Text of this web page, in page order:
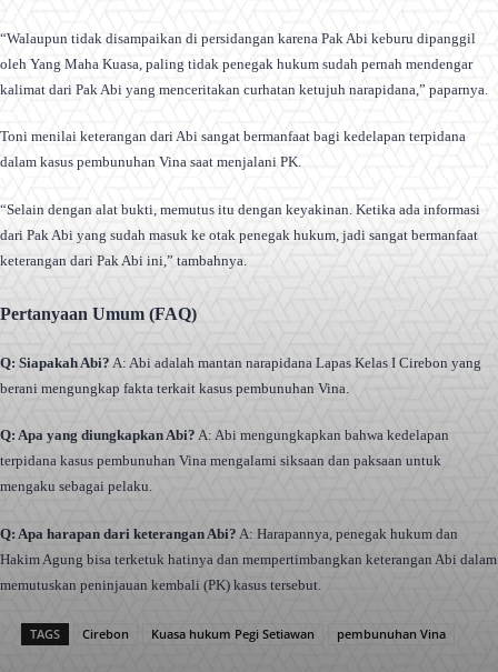
“Walaupun tidak disampaikan di persidangan karena Pak Abi keburu dipanggil
oleh Yang Maha Kuasa, paling tidak penegak hukum sudah pernah mendengar
kalimat dari Pak Abi yang menceritakan curhatan ketujuh narapidana,” paparnya.
Toni menilai keterangan dari Abi sangat bermanfaat bagi kedelapan terpidana
dalam kasus pembunuhan Vina saat menjalani PK.
“Selain dengan alat bukti, memutus itu dengan keyakinan. Ketika ada informasi
dari Pak Abi yang sudah masuk ke otak penegak hukum, jadi sangat bermanfaat
keterangan dari Pak Abi ini,” tambahnya.
Pertanyaan Umum (FAQ)
Q: Siapakah Abi? A: Abi adalah mantan narapidana Lapas Kelas I Cirebon yang
berani mengungkap fakta terkait kasus pembunuhan Vina.
Q: Apa yang diungkapkan Abi? A: Abi mengungkapkan bahwa kedelapan
terpidana kasus pembunuhan Vina mengalami siksaan dan paksaan untuk
mengaku sebagai pelaku.
Q: Apa harapan dari keterangan Abi? A: Harapannya, penegak hukum dan
Hakim Agung bisa terketuk hatinya dan mempertimbangkan keterangan Abi dalam
memutuskan peninjauan kembali (PK) kasus tersebut.
TAGS Cirebon Kuasa hukum Pegi Setiawan pembunuhan Vina